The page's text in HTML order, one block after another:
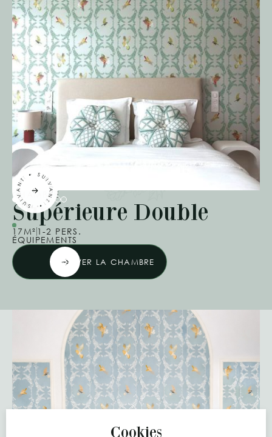
CHAMBRE
Supérieure Double
17M²1-2 PERS.
ÉQUIPEMENTS
RÉSERVER LA CHAMBRE